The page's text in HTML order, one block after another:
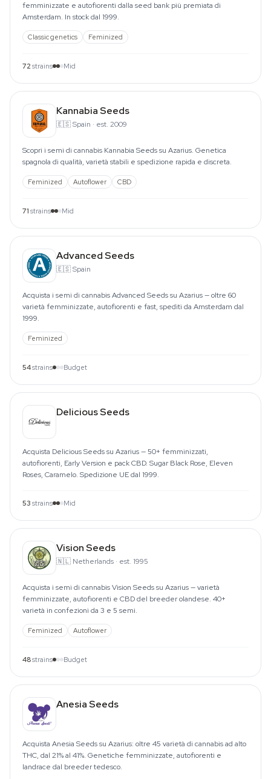
femminizzate e autofiorenti dalla seed bank più premiata di
Amsterdam. In stock dal 1999.
Classic genetics Feminized
72 strains Mid
Kannabia Seeds
🇪🇸Spain · est. 2009
Scopri i semi di cannabis Kannabia Seeds su Azarius. Genetica
spagnola di qualità, varietà stabili e spedizione rapida e discreta.
Feminized Autoflower CBD
71 strains Mid
Advanced Seeds
🇪🇸Spain
Acquista i semi di cannabis Advanced Seeds su Azarius — oltre 60
varietà femminizzate, autofiorenti e fast, spediti da Amsterdam dal
1999.
Feminized
54strains Budget
Delicious Seeds
Acquista Delicious Seeds su Azarius — 50+ femminizzati,
autofiorenti, Early Version e pack CBD. Sugar Black Rose, Eleven
Roses, Caramelo. Spedizione UE dal 1999.
53 strains Mid
Vision Seeds
🇳🇱 Netherlands · est. 1995
Acquista i semi di cannabis Vision Seeds su Azarius — varietà
femminizzate, autofiorenti e CBD del breeder olandese. 40+
varietà in confezioni da 3 e 5 semi.
Feminized Autoflower
48strains Budget
Anesia Seeds
Acquista Anesia Seeds su Azarius: oltre 45 varietà di cannabis ad alto
THC, dal 21% al 41%. Genetiche femminizzate, autofiorenti e
landrace dal breeder tedesco.